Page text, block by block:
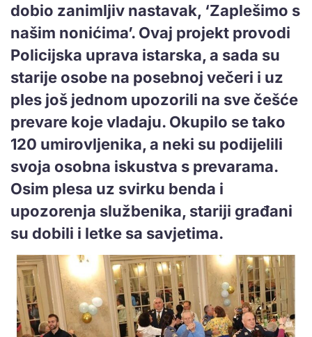
dobio zanimljiv nastavak, ‘Zaplešimo s
našim nonićima’. Ovaj projekt provodi
Policijska uprava istarska, a sada su
starije osobe na posebnoj večeri i uz
ples još jednom upozorili na sve češće
prevare koje vladaju. Okupilo se tako
120 umirovljenika, a neki su podijelili
svoja osobna iskustva s prevarama.
Osim plesa uz svirku benda i
upozorenja službenika, stariji građani
su dobili i letke sa savjetima.